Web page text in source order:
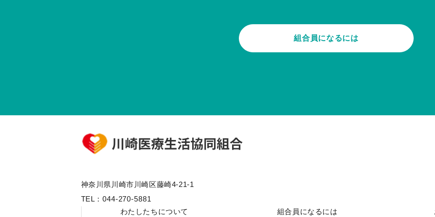
組合員になるには
神奈川県川崎市川崎区藤崎4-21-1
TEL： 044-270-5881
わたしたちについて
組合員になるには